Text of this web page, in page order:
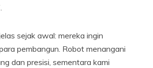
sejak awal: mereka ingin
pembangun. Robot menangani
dan presisi, sementara kami